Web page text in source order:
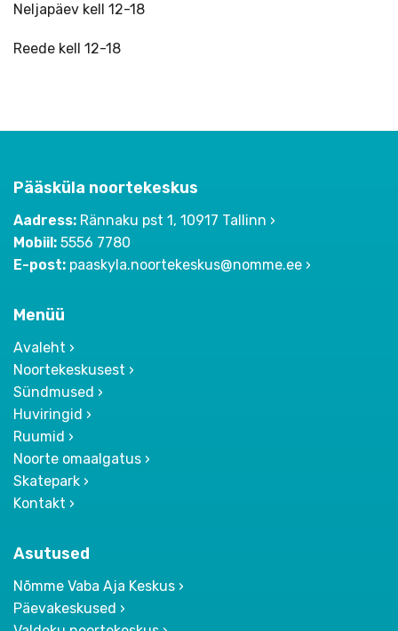
Neljapäev kell 12-18
Reede kell 12-18
Pääsküla noortekeskus
Aadress: Rännaku pst 1, 10917 Tallinn
Mobiil: 5556 7780
E-post: paaskyla.noortekeskus@nomme.ee
Menüü
Avaleht
Noortekeskusest
Sündmused
Huviringid
Ruumid
Noorte omaalgatus
Skatepark
Kontakt
Asutused
Nõmme Vaba Aja Keskus
Päevakeskused